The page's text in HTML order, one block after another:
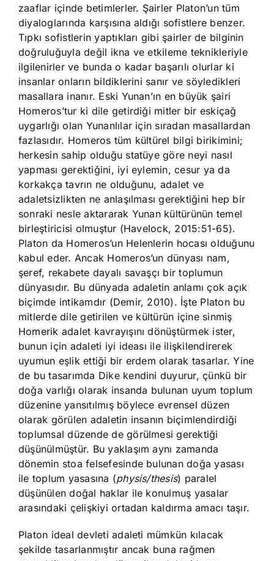
zaaflar içinde betimlerler. Şairler Platon’un tüm
diyaloglarında karşısına aldığı sofistlere benzer.
Tıpkı sofistlerin yaptıkları gibi şairler de bilginin
doğruluğuyla değil ikna ve etkileme teknikleriyle
ilgilenirler ve bunda o kadar başarılı olurlar ki
insanlar onların bildiklerini sanır ve söyledikleri
masallara inanır. Eski Yunan’ın en büyük şairi
Homeros’tur ki dile getirdiği mitler bir eskiçağ
uygarlığı olan Yunanlılar için sıradan masallardan
fazlasıdır. Homeros tüm kültürel bilgi birikimini;
herkesin sahip olduğu statüye göre neyi nasıl
yapması gerektiğini, iyi eylemin, cesur ya da
korkakça tavrın ne olduğunu, adalet ve
adaletsizlikten ne anlaşılması gerektiğini hep bir
sonraki nesle aktararak Yunan kültürünün temel
birleştiricisi olmuştur (Havelock, 2015:51-65).
Platon da Homeros’un Helenlerin hocası olduğunu
kabul eder. Ancak Homeros’un dünyası nam,
şeref, rekabete dayalı savaşçı bir toplumun
dünyasıdır. Bu dünyada adaletin anlamı çok açık
biçimde intikamdır (Demir, 2010). İşte Platon bu
mitlerde dile getirilen ve kültürün içine sinmiş
Homerik adalet kavrayışını dönüştürmek ister,
bunun için adaleti iyi ideası ile ilişkilendirerek
uyumun eşlik ettiği bir erdem olarak tasarlar. Yine
de bu tasarımda Dike kendini duyurur, çünkü bir
doğa varlığı olarak insanda bulunan uyum toplum
düzenine yansıtılmış böylece evrensel düzen
olarak görülen adaletin insanın biçimlendirdiği
toplumsal düzende de görülmesi gerektiği
düşünülmüştür. Bu yaklaşım aynı zamanda
dönemin stoa felsefesinde bulunan doğa yasası
ile toplum yasasına (physis/thesis) paralel
düşünülen doğal haklar ile konulmuş yasalar
arasındaki çelişkiyi ortadan kaldırma amacı taşır.
Platon ideal devleti adaleti mümkün kılacak
şekilde tasarlanmıştır ancak buna rağmen